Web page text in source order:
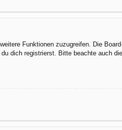
Funktionen zuzugreifen. Die
dich registrierst. Bitte beachte auch